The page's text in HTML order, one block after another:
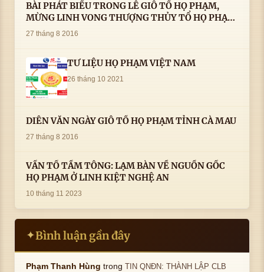
BÀI PHÁT BIỂU TRONG LÊ GIỖ TỔ HỌ PHẠM,
MỪNG LINH VONG THƯỢNG THỦY TỔ HỌ PHẠM
AN VỊ TAI CÀ MAU- ( 22/8/2016) CỦA LS.TS.NV.
27 tháng 8 2016
TƯ LIỆU HỌ PHẠM VIỆT NAM
26 tháng 10 2021
DIỄN VĂN NGÀY GIỖ TỔ HỌ PHẠM TỈNH CÀ MAU
27 tháng 8 2016
VẤN TỔ TẦM TÔNG: LẠM BÀN VỀ NGUỒN GỐC
HỌ PHẠM Ở LINH KIỆT NGHỆ AN
10 tháng 11 2023
✦Bình luận gần đây
Phạm Thanh Hùng trongTIN QNĐN: THÀNH LẬP CLB